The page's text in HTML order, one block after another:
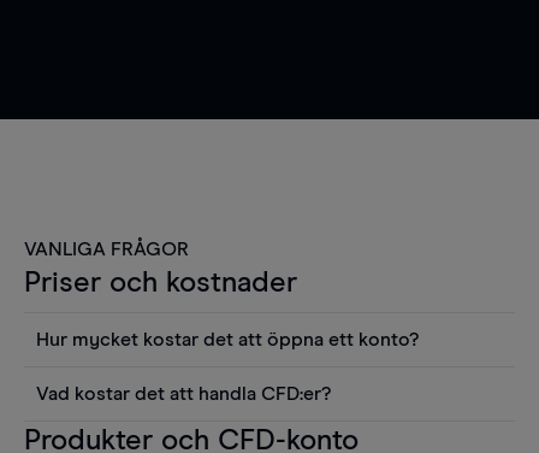
VANLIGA FRÅGOR
Priser och kostnader
Hur mycket kostar det att öppna ett konto?
använda sådana verktyg som diagram, Reuters
Vad kostar det att handla CFD:er?
Det är en rad kostnader att tänka på när man
Produkter och CFD-konto